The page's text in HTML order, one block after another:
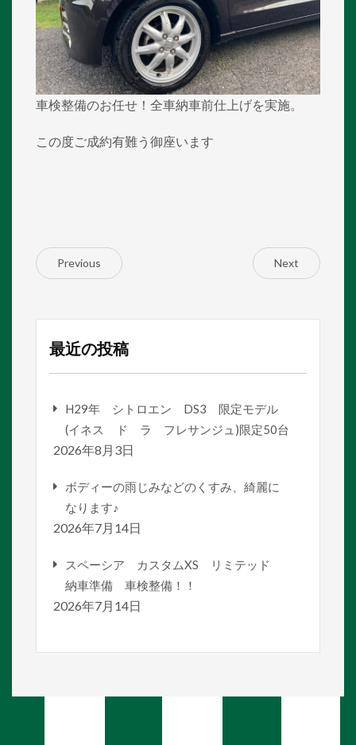
車検整備のお任せ！全車納車前仕上げを実施。
この度ご成約有難う御座います
Previous Next
最近の投稿
H29年 シトロエン DS3 限定モデル
(イネス ド ラ フレサンジュ)限定50台
2026年8月3日
ボディーの雨じみなどのくすみ、綺麗に
なります♪
2026年7月14日
スペーシア カスタムXS リミテッド
納車準備 車検整備！！
2026年7月14日